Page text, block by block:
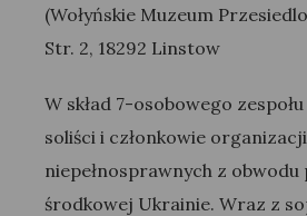
(Wołyńskie Muzeum
Str. 2, 18292 Linstow
W skład 7-osobowego
soliści i członkowie
niepełnosprawnych z obwodu
środkowej Ukrainie. Wraz z